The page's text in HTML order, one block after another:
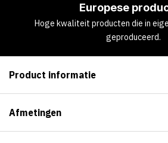
Europese
Hoge kwaliteit producten die in
geproduceerd.
Product informatie
Afmetingen